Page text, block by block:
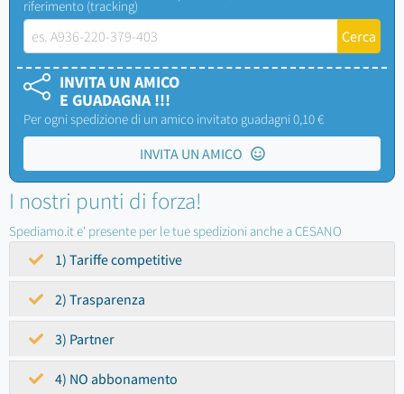
riferimento (tracking)
INVITA UN AMICO
E GUADAGNA !!!
Per ogni spedizione di un amico invitato guadagni 0,10 €
INVITA UN AMICO
I nostri punti di forza!
Spediamo.it e' presente per le tue spedizioni anche a CESANO
1) Tariffe competitive
2) Trasparenza
3) Partner
4) NO abbonamento